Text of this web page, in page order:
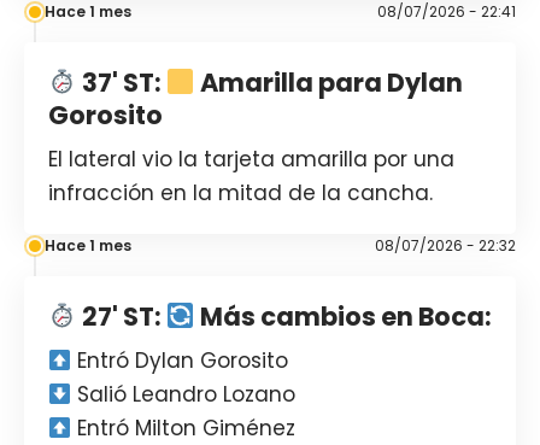
Hace 1 mes 08/07/2026 - 22:41
37' ST:
Amarilla para Dylan
Gorosito
El lateral vio la tarjeta amarilla por una
infracción en la mitad de la cancha.
Hace 1 mes 08/07/2026 - 22:32
27' ST: Más cambios en Boca:
Entró Dylan Gorosito
Salió Leandro Lozano
Entró Milton Giménez